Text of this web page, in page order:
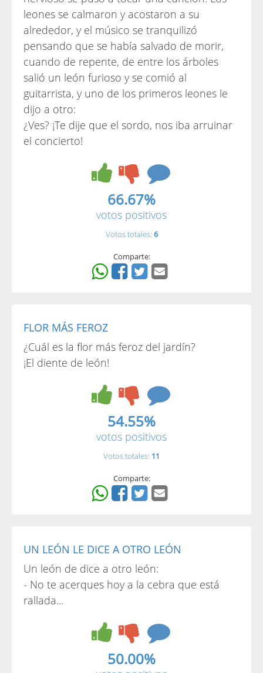
leones se calmaron y acostaron a su
alrededor, y el músico se tranquilizó
pensando que se había salvado de morir,
cuando de repente, de entre los árboles
salió un león furioso y se comió al
guitarrista, y uno de los primeros leones le
dijo a otro:
¿Ves? ¡Te dije que el sordo, nos iba arruinar
el concierto!
66.67%
votos positivos
Votos totales: 6
Comparte:
FLOR MÁS FEROZ
¿Cuál es la flor más feroz del jardín?
¡El diente de león!
54.55%
votos positivos
Votos totales: 11
Comparte:
UN LEÓN LE DICE A OTRO LEÓN
Un león de dice a otro león:
- No te acerques hoy a la cebra que está
rallada...
50.00%